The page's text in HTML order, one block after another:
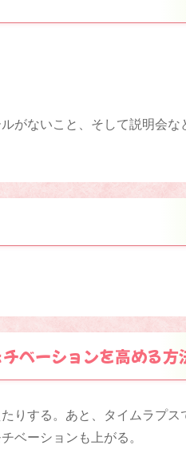
がないこと、そして説明会な
ベーションを高める方
りする。あと、タイムラプス
ベーションも上がる。